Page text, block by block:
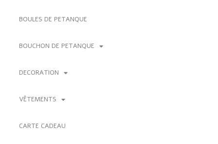
BOULES DE PETANQUE
BOUCHON DE PETANQUE
DECORATION
VÊTEMENTS
CARTE CADEAU